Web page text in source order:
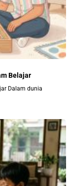
Belajar
Dalam dunia